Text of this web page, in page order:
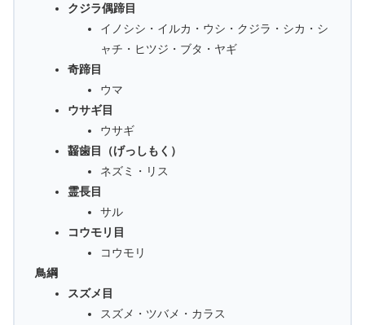
クジラ偶蹄目
イノシシ・イルカ・ウシ・クジラ・シカ・シ
ャチ・ヒツジ・ブタ・ヤギ
奇蹄目
ウマ
ウサギ目
ウサギ
齧歯目（げっしもく）
ネズミ・リス
霊長目
サル
コウモリ目
コウモリ
鳥綱
スズメ目
スズメ・ツバメ・カラス